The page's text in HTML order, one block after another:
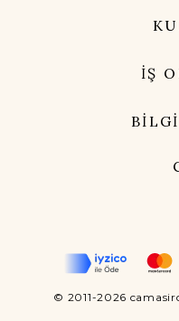
İŞ
© 2011-2026